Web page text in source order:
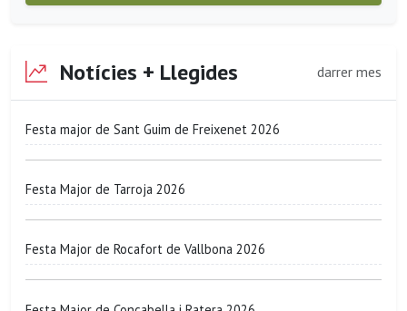
Notícies + Llegides darrer mes
Festa major de Sant Guim de Freixenet 2026
Festa Major de Tarroja 2026
Festa Major de Rocafort de Vallbona 2026